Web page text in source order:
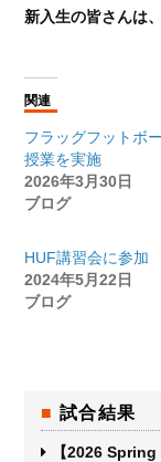
新入生の皆さんは
関連
フラッグフットボ
授業を実施
2026年3月30日
ブログ
HUF講習会に参加
2024年5月22日
ブログ
試合結果
【2026